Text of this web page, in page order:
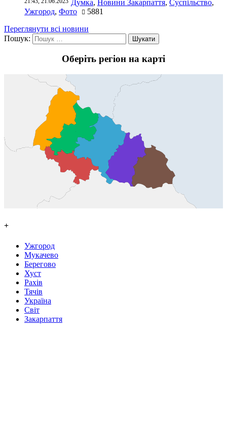
Думка, Новини Закарпаття, Суспільство,
Ужгород, Фото
5881
Переглянути всі новини
Пошук:
Оберіть регіон на карті
+
Ужгород
Мукачево
Берегово
Хуст
Рахів
Тячів
Україна
Світ
Закарпаття